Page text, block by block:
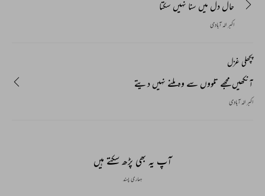
حال دل میں سنا نہیں سکتا
اکبر الہ آبادی
پچھلی غزل
آنکھیں مجھے تلووں سے وہ ملنے نہیں دیتے
اکبر الہ آبادی
آپ یہ بھی پڑھ سکتے ہیں
ہماری پسند